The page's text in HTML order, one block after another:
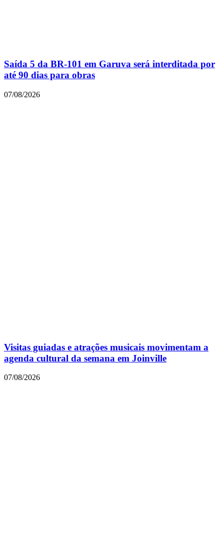
Saída 5 da BR-101 em Garuva será interditada por
até 90 dias para obras
07/08/2026
Visitas guiadas e atrações musicais movimentam a
agenda cultural da semana em Joinville
07/08/2026